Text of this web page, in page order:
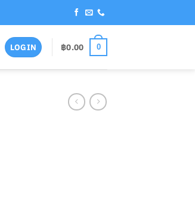
LOGIN ฿0.00 0